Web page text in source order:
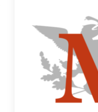
Zar
por los
protegen al
2 meses
México
EE.UU. en